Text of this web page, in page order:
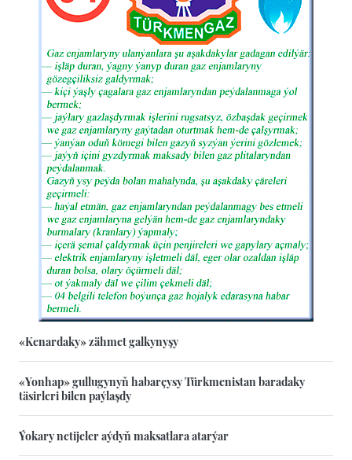
«Kenardaky» zähmet galkynyşy
«Yonhap» gullugynyň habarçysy Türkmenistan baradaky
täsirleri bilen paýlaşdy
Ýokary netijeler aýdyň maksatlara atarýar